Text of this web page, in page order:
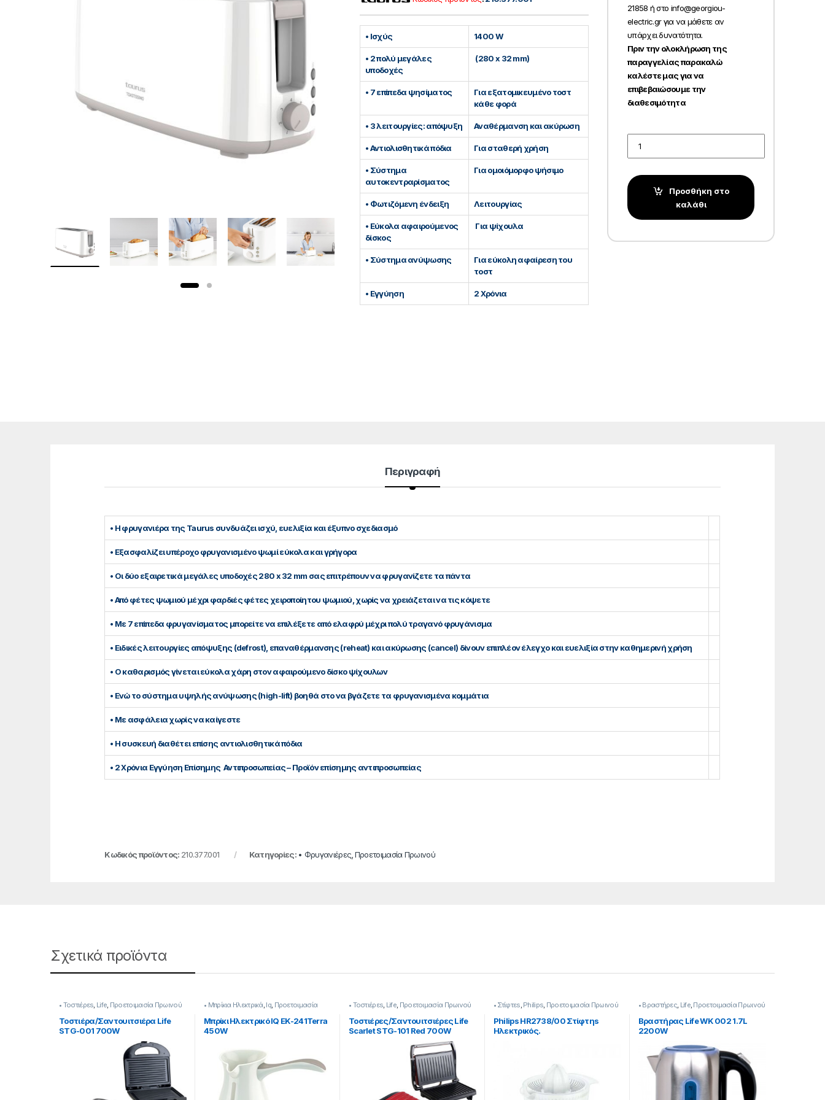
• Ισχύς 1400 W
• 2 πολύ μεγάλες
υποδοχές
(280 x 32 mm)
• 7 επίπεδα ψησίματος
Για εξατομικευμένο τοστ
κάθε φορά
• 3 λειτουργίες: απόψυξη Αναθέρμανση και ακύρωση
• Αντιολισθητικά πόδια Για σταθερή χρήση
• Σύστημα
αυτοκεντραρίσματος
Για ομοιόμορφο ψήσιμο
• Φωτιζόμενη ένδειξη Λειτουργίας
• Εύκολα αφαιρούμενος
δίσκος
Για ψίχουλα
• Σύστημα ανύψωσης
Για εύκολη αφαίρεση του
τοστ
• Εγγύηση 2 Χρόνια
21858 ή στο info@georgiou-
electric.gr για να μάθετε αν
υπάρχει δυνατότητα.
Πριν την ολοκλήρωση της
παραγγελίας παρακαλώ
καλέστε μας για να
επιβεβαιώσουμε την
διαθεσιμότητα
Προσθήκη στο
καλάθι
Περιγραφή
• Η φρυγανιέρα της Taurus συνδυάζει ισχύ, ευελιξία και έξυπνο σχεδιασμό
• Εξασφαλίζει υπέροχο φρυγανισμένο ψωμί εύκολα και γρήγορα
• Οι δύο εξαιρετικά μεγάλες υποδοχές 280 x 32 mm σας επιτρέπουν να φρυγανίζετε τα πάντα
• Από φέτες ψωμιού μέχρι φαρδιές φέτες χειροποίητου ψωμιού, χωρίς να χρειάζεται να τις κόψετε
• Με 7 επίπεδα φρυγανίσματος μπορείτε να επιλέξετε από ελαφρύ μέχρι πολύ τραγανό φρυγάνισμα
• Ειδικές λειτουργίες απόψυξης (defrost), επαναθέρμανσης (reheat) και ακύρωσης (cancel) δίνουν επιπλέον έλεγχο και ευελιξία στην καθημερινή χρήση
• Ο καθαρισμός γίνεται εύκολα χάρη στον αφαιρούμενο δίσκο ψίχουλων
• Ενώ το σύστημα υψηλής ανύψωσης (high-lift) βοηθά στο να βγάζετε τα φρυγανισμένα κομμάτια
• Με ασφάλεια χωρίς να καίγεστε
• Η συσκευή διαθέτει επίσης αντιολισθητικά πόδια
• 2 Χρόνια Εγγύηση Επίσημης Αντιπροσωπείας – Προϊόν επίσημης αντιπροσωπείας
Κωδικός προϊόντος: 210.377.001 Κατηγορίες: • Φρυγανιέρες,Προετοιμασία Πρωινού
Σχετικά προϊόντα
• Τοστιέρεs Life Προετοιμασία Πρωινού
Τοστιέρα/Σαντουιτσιέρα Life
STG-001 700W
• Μπρίκια Hλεκτρικά, Iq, Προετοιμασία
Πρωινού
Μπρίκι Hλεκτρικό IQ EK-241Terra
450W
• Τοστιέρεs Life Προετοιμασία Πρωινού
Τοστιέρες/Σαντουιτσιέρες Life
Scarlet STG-101 Red 700W
• Στίφτεs Philips Προετοιμασία Πρωινού
Philips HR2738/00 Στίφτηs
Ηλεκτρικός.
• Βραστήρες Life, Προετοιμασία Πρωινού
Βραστήρας Life WK 002 1.7L
2200W